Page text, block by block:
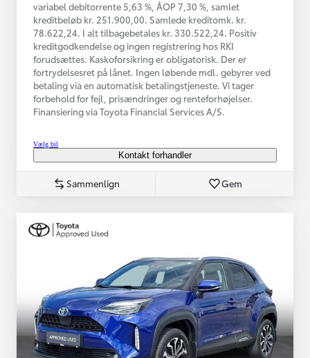
variabel debitorrente 5,63 %, ÅOP 7,30 %, samlet
kreditbeløb kr. 251.900,00. Samlede kreditomk. kr.
78.622,24. I alt tilbagebetales kr. 330.522,24. Positiv
kreditgodkendelse og ingen registrering hos RKI
forudsættes. Kaskoforsikring er obligatorisk. Der er
fortrydelsesret på lånet. Ingen løbende mdl. gebyrer ved
betaling via en automatisk betalingstjeneste. Vi tager
forbehold for fejl, prisændringer og renteforhøjelser.
Finansiering via Toyota Financial Services A/S.
Vælg bil
Kontakt forhandler
Sammenlign Gem